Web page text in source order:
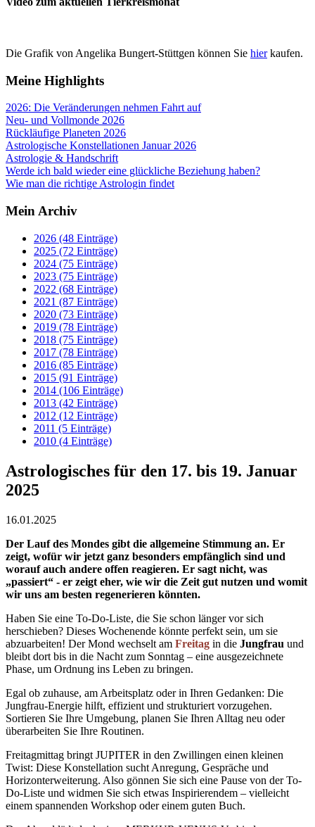
Die Grafik von Angelika Bungert-Stüttgen können Sie hierkaufen.
Meine Highlights
2026: Die Veränderungen nehmen Fahrt auf
Neu- und Vollmonde 2026
Rückläufige Planeten 2026
Astrologische Konstellationen Januar 2026
Astrologie & Handschrift
Werde ich bald wieder eine glückliche Beziehung haben?
Wie man die richtige Astrologin findet
Mein Archiv
2026 (48 Einträge)
2025 (72 Einträge)
2024 (75 Einträge)
2023 (75 Einträge)
2022 (68 Einträge)
2021 (87 Einträge)
2020 (73 Einträge)
2019 (78 Einträge)
2018 (75 Einträge)
2017 (78 Einträge)
2016 (85 Einträge)
2015 (91 Einträge)
2014 (106 Einträge)
2013 (42 Einträge)
2012 (12 Einträge)
2011 (5 Einträge)
2010 (4 Einträge)
Astrologisches für den 17. bis 19. Januar
2025
16.01.2025
Der Lauf des Mondes gibt die allgemeine Stimmung an. Er
zeigt, wofür wir jetzt ganz besonders empfänglich sind und
worauf auch andere offen reagieren. Er sagt nicht, was
„passiert“ - er zeigt eher, wie wir die Zeit gut nutzen und womit
wir uns am besten regenerieren könnten.
Haben Sie eine To-Do-Liste, die Sie schon länger vor sich
herschieben? Dieses Wochenende könnte perfekt sein, um sie
abzuarbeiten! Der Mond wechselt am Freitag in die Jungfrau und
bleibt dort bis in die Nacht zum Sonntag – eine ausgezeichnete
Phase, um Ordnung ins Leben zu bringen.
Egal ob zuhause, am Arbeitsplatz oder in Ihren Gedanken: Die
Jungfrau-Energie hilft, effizient und strukturiert vorzugehen.
Sortieren Sie Ihre Umgebung, planen Sie Ihren Alltag neu oder
überarbeiten Sie Ihre Routinen.
Freitagmittag bringt JUPITER in den Zwillingen einen kleinen
Twist: Diese Konstellation sucht Anregung, Gespräche und
Horizonterweiterung. Also gönnen Sie sich eine Pause von der To-
Do-Liste und widmen Sie sich etwas Inspirierendem – vielleicht
einem spannenden Workshop oder einem guten Buch.